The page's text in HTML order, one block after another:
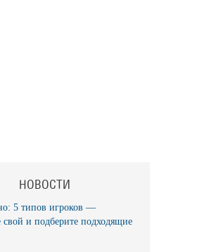
НОВОСТИ
5 типов игроков —
свой и подберите подходящие